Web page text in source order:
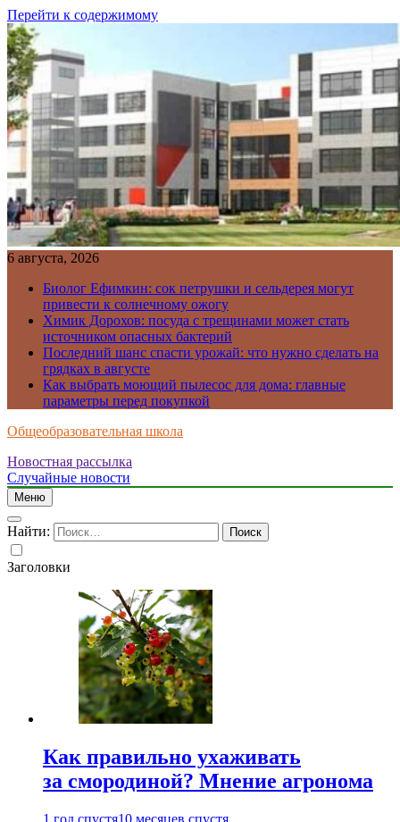
Перейти к содержимому
6 августа, 2026
Биолог Ефимкин: сок петрушки и сельдерея могут
привести к солнечному ожогу
Химик Дорохов: посуда с трещинами может стать
источником опасных бактерий
Последний шанс спасти урожай: что нужно сделать на
грядках в августе
Как выбрать моющий пылесос для дома: главные
параметры перед покупкой
Общеобразовательная школа
Новостная рассылка
Случайные новости
Меню
Найти:
Заголовки
Как правильно ухаживать
за смородиной? Мнение агронома
1 год спустя10 месяцев спустя